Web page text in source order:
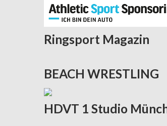
Ringsport Magazin
BEACH WRESTLING
HDVT 1 Studio